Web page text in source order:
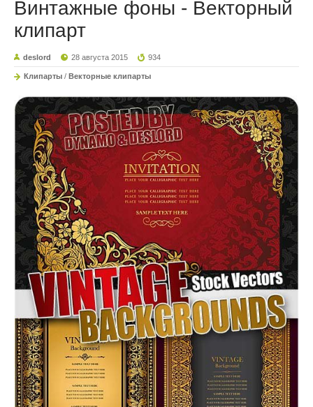
Винтажные фоны - Векторный
клипарт
deslord 28 августа 2015 934
Клипарты / Векторные клипарты